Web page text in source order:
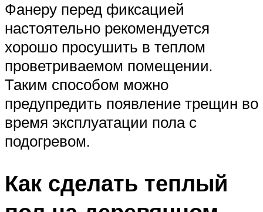
Фанеру перед фиксацией
настоятельно рекомендуется
хорошо просушить в теплом
проветриваемом помещении.
Таким способом можно
предупредить появление трещин во
время эксплуатации пола с
подогревом.
Как сделать теплый